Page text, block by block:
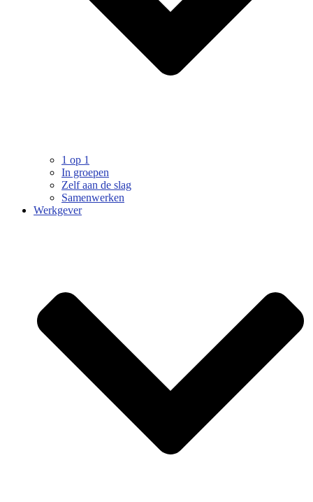
1 op 1
In groepen
Zelf aan de slag
Samenwerken
Werkgever